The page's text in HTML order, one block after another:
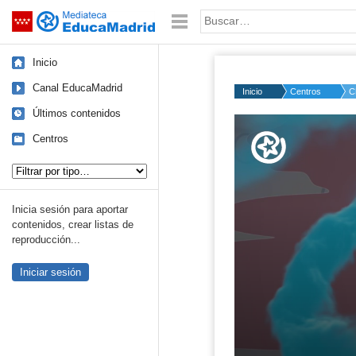
Saltar navegación Palabra o frase:
Inicio
Canal EducaMadrid
Últimos contenidos
Centros
Inicia sesión para aportar
contenidos, crear listas de
reproducción...
Iniciar sesión
Inicio Centros
50%